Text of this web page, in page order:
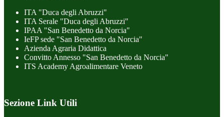
ITA "Duca degli Abruzzi"
ITA Serale "Duca degli Abruzzi"
IPAA "San Benedetto da Norcia"
IeFP sede "San Benedetto da Norcia"
Azienda Agraria Didattica
Convitto Annesso "San Benedetto da Norcia"
ITS Academy Agroalimentare Veneto
Sezione Link Utili